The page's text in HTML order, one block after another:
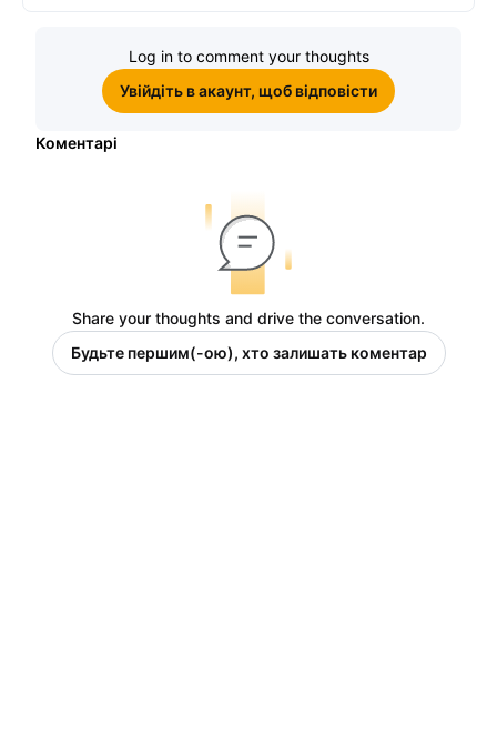
Log in to comment your thoughts
Увійдіть в акаунт, щоб відповісти
Коментарі
Share your thoughts and drive the conversation.
Будьте першим(-ою), хто залишать коментар